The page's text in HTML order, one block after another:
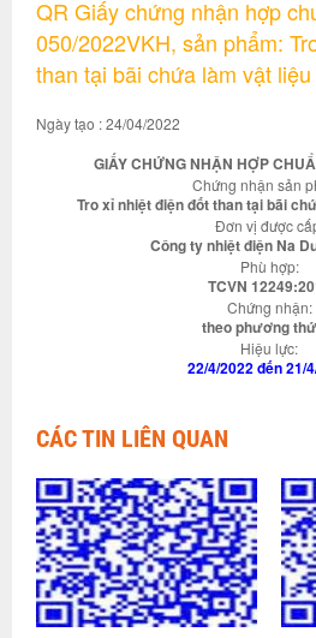
QR Giấy chứng nhận hợp
050/2022VKH, sản phẩm:
than tại bãi chứa làm vật
Ngày tạo : 24/04/2022
GIẤY CHỨNG NHẬN HỢP
Chứng nhận sản
Tro xỉ nhiệt điện đốt than tại bãi
Đơn vị được
Công ty nhiệt điện Na
Phù hợp:
TCVN
Chứng nhận:
theo phương
Hiệu lực:
22/4/2022 đến 21/
CÁC TIN LIÊN QUAN